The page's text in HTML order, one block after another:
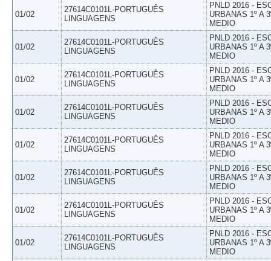
01/02
27614C0101L-PORTUGUÊS
LINGUAGENS
PNLD 2016 -
URBANAS 1º A
MEDIO
01/02
27614C0101L-PORTUGUÊS
LINGUAGENS
PNLD 2016 -
URBANAS 1º A
MEDIO
01/02
27614C0101L-PORTUGUÊS
LINGUAGENS
PNLD 2016 -
URBANAS 1º A
MEDIO
01/02
27614C0101L-PORTUGUÊS
LINGUAGENS
PNLD 2016 -
URBANAS 1º A
MEDIO
01/02
27614C0101L-PORTUGUÊS
LINGUAGENS
PNLD 2016 -
URBANAS 1º A
MEDIO
01/02
27614C0101L-PORTUGUÊS
LINGUAGENS
PNLD 2016 -
URBANAS 1º A
MEDIO
01/02
27614C0101L-PORTUGUÊS
LINGUAGENS
PNLD 2016 -
URBANAS 1º A
MEDIO
01/02
27614C0101L-PORTUGUÊS
LINGUAGENS
PNLD 2016 -
URBANAS 1º A
MEDIO